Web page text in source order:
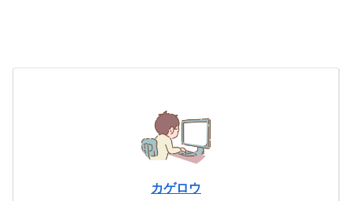
カゲロウ